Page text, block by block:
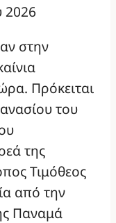
2026
στην
Πρόκειται
του
της
Τιμόθεος
από την
Παναμά